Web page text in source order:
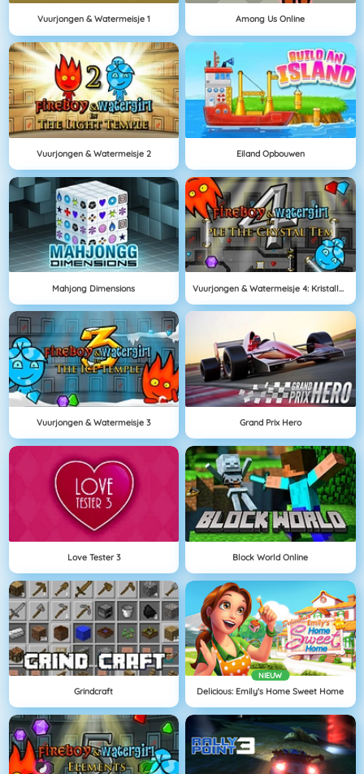
Vuurjongen & Watermeisje 1 Among Us Online
Vuurjongen & Watermeisje 2 Eiland Opbouwen
Mahjong Dimensions Vuurjongen & Watermeisje 4: Kristallen Tempel
Vuurjongen & Watermeisje 3 Grand Prix Hero
Love Tester 3 Block World Online
Grindcraft
NIEUW
Delicious: Emily's Home Sweet Home